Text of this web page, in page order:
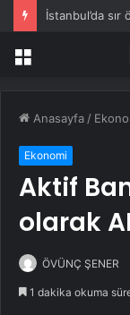
Menü
Anasayfa /
Ekonomi
Aktif
olarak
ÖVÜNÇ ŞENER
1 dakika okuma